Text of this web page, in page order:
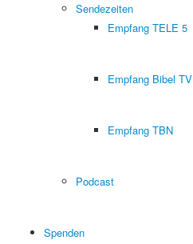
Sendezeiten
Empfang TELE 5
Empfang Bibel TV
Empfang TBN
Podcast
Spenden